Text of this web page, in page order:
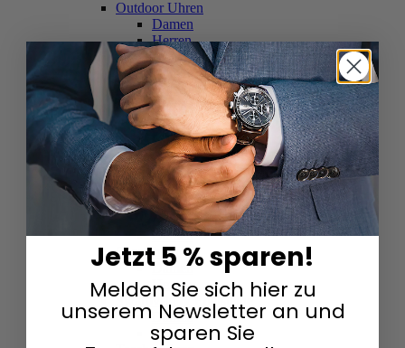
Outdoor Uhren
Damen
Herren
Schweizer Uhren
Damen
Herren
Skelettuhren
Damen
Herren
Smartwatches
Damen
Herren
Solaruhren
Herren
Damen
Sportuhren
Damen
Herren
Swarovski & Edelsteine
Damen
Herren
Jetzt 5 % sparen!
Melden Sie sich hier zu
unserem Newsletter an und
sparen Sie